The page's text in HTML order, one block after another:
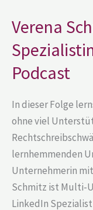
Verena
Podcast
In dieser Folge
ohne viel
lernhemmenden
Unternehmerin mit
Schmitz ist Multi-
LinkedIn
Potenzialfrei?!
Podcast